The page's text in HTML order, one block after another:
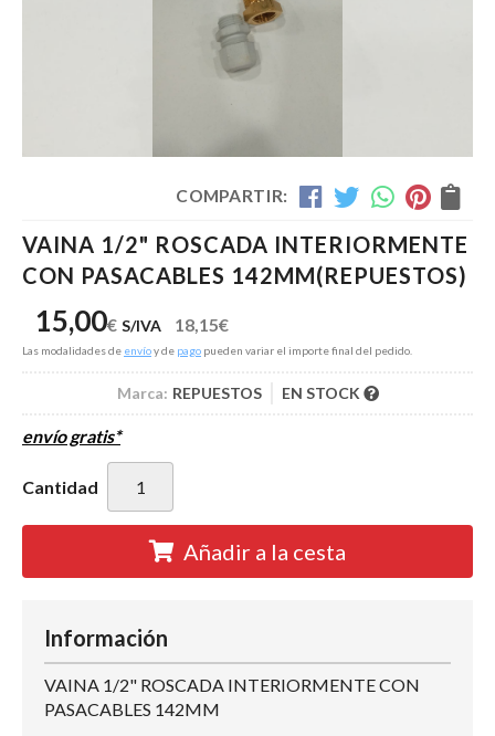
COMPARTIR:
VAINA 1/2" ROSCADA INTERIORMENTE
CON PASACABLES 142MM(REPUESTOS)
18,15€
15,00€ S/IVA
Las modalidades de envíoy de pago pueden variar el importe final del pedido.
Marca: REPUESTOS EN STOCK
envío gratis*
Cantidad
Añadir a la cesta
Información
VAINA 1/2" ROSCADA INTERIORMENTE CON
PASACABLES 142MM